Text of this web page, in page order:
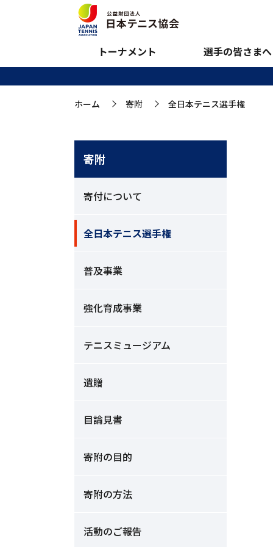
トーナメント 選手の皆さまへ
全日本テニス選手権
ホーム >
寄附 >
全日本テニス選手権
寄附
寄付について
全日本テニス選手権
普及事業
強化育成事業
テニスミュージアム
遺贈
目論見書
寄附の目的
寄附の方法
活動のご報告